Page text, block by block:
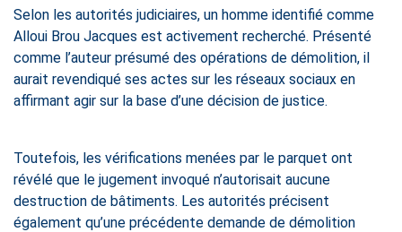
Selon les autorités judiciaires, un homme identifié comme
Alloui Brou Jacques est activement recherché. Présenté
comme l’auteur présumé des opérations de démolition, il
aurait revendiqué ses actes sur les réseaux sociaux en
affirmant agir sur la base d’une décision de justice.
Toutefois, les vérifications menées par le parquet ont
révélé que le jugement invoqué n’autorisait aucune
destruction de bâtiments. Les autorités précisent
également qu’une précédente demande de démolition